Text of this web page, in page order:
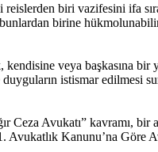
biri vazifesini ifa
birine
veya başkasına
duyguların istismar
Avukatı” kavramı, bir
Avukatlık Kanunu’na